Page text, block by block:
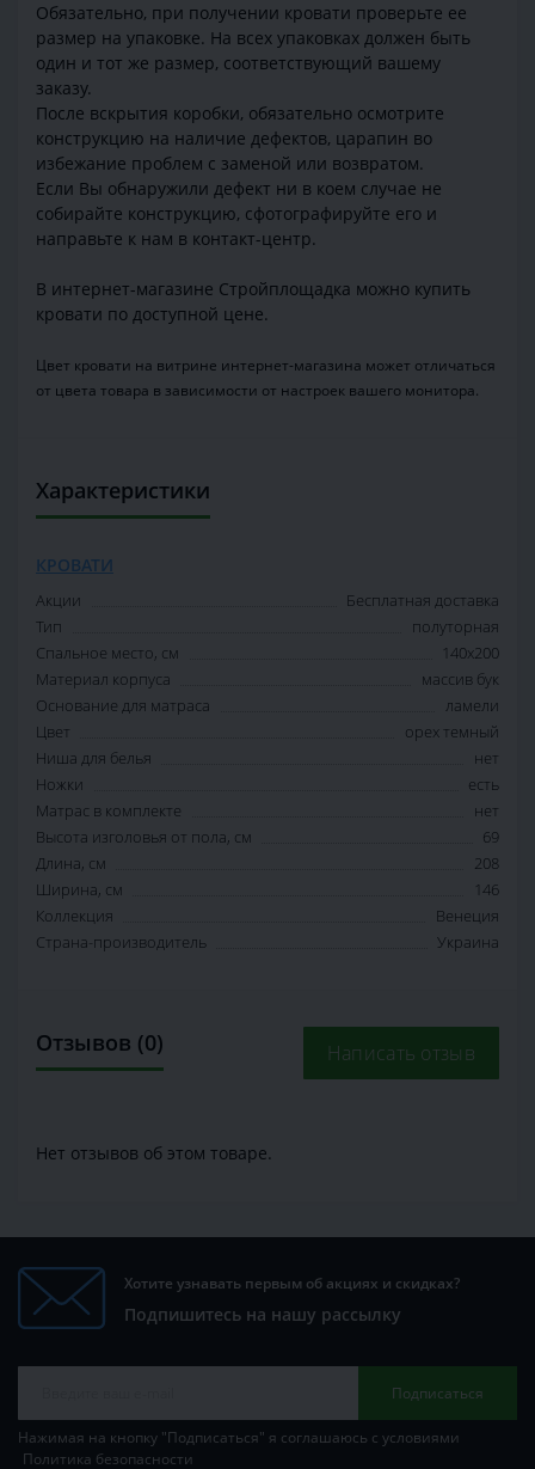
Обязательно, при получении кровати проверьте ее
размер на упаковке. На всех упаковках должен быть
один и тот же размер, соответствующий вашему
заказу.
После вскрытия коробки, обязательно осмотрите
конструкцию на наличие дефектов, царапин во
избежание проблем с заменой или возвратом.
Если Вы обнаружили дефект ни в коем случае не
собирайте конструкцию, сфотографируйте его и
направьте к нам в контакт-центр.
В интернет-магазине Стройплощадка можно купить
кровати по доступной цене.
Цвет кровати на витрине интернет-магазина может отличаться
от цвета товара в зависимости от настроек вашего монитора.
Характеристики
КРОВАТИ
Акции
Бесплатная доставка
Тип
полуторная
Спальное место, см
140х200
Материал корпуса
массив бук
Основание для матраса
ламели
Цвет
орех темный
Ниша для белья
нет
Ножки
есть
Матрас в комплекте
нет
Высота изголовья от пола, см
69
Длина, см
208
Ширина, см
146
Коллекция
Венеция
Страна-производитель
Украина
Отзывов (0) Написать отзыв
Нет отзывов об этом товаре.
Хотите узнавать первым об акциях и скидках?
Подпишитесь на нашу рассылку
Подписаться
Нажимая на кнопку "Подписаться" я соглашаюсь с условиями
Политика безопасности